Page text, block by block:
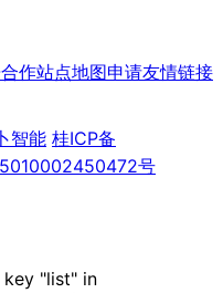
作站点地图申请友情链接
智能 桂ICP备
号
key "list" in